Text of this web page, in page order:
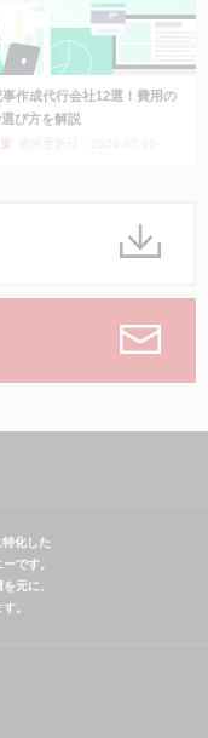
作成代行会社12選！費用の
び方を解説
化した
です。
元に、
。